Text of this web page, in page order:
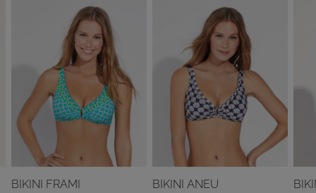
BIKINI FRAMI BIKINI ANEU